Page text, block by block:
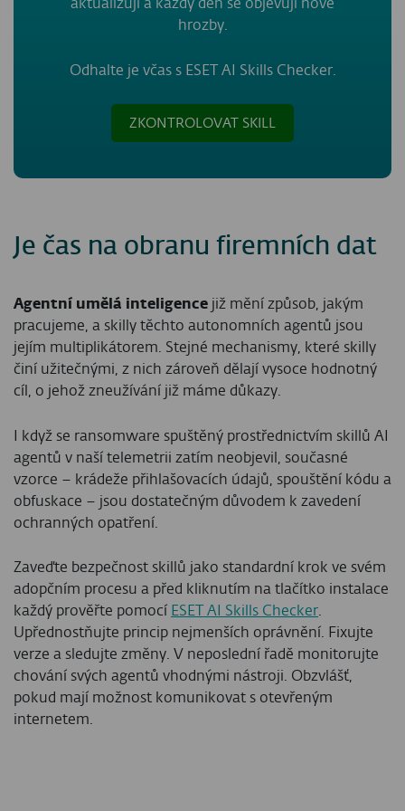
hrozby.
Odhalte je včas s ESET AI Skills Checker.
ZKONTROLOVAT SKILL
Je čas na obranu firemních dat
Agentní umělá inteligence již mění způsob, jakým
pracujeme, a skilly těchto autonomních agentů jsou
jejím multiplikátorem. Stejné mechanismy, které skilly
činí užitečnými, z nich zároveň dělají vysoce hodnotný
cíl, o jehož zneužívání již máme důkazy.
I když se ransomware spuštěný prostřednictvím skillů AI
agentů v naší telemetrii zatím neobjevil, současné
vzorce – krádeže přihlašovacích údajů, spouštění kódu a
obfuskace – jsou dostatečným důvodem k zavedení
ochranných opatření.
Zaveďte bezpečnost skillů jako standardní krok ve svém
adopčním procesu a před kliknutím na tlačítko instalace
každý prověřte pomocí ESET AI Skills Checker.
Upřednostňujte princip nejmenších oprávnění. Fixujte
verze a sledujte změny. V neposlední řadě monitorujte
chování svých agentů vhodnými nástroji. Obzvlášť,
pokud mají možnost komunikovat s otevřeným
internetem.